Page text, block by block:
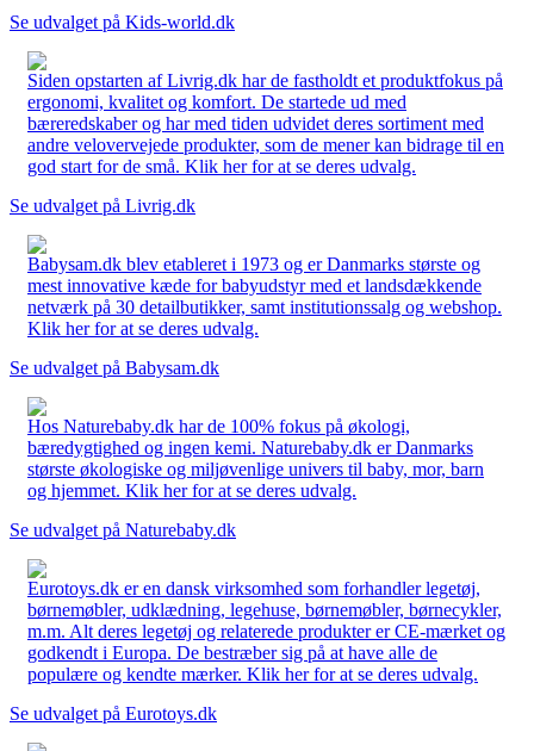
Se udvalget på Kids-world.dk
Siden opstarten af Livrig.dk har de fastholdt et produktfokus på
ergonomi, kvalitet og komfort. De startede ud med
bæreredskaber og har med tiden udvidet deres sortiment med
andre velovervejede produkter, som de mener kan bidrage til en
god start for de små. Klik her for at se deres udvalg.
Se udvalget på Livrig.dk
Babysam.dk blev etableret i 1973 og er Danmarks største og
mest innovative kæde for babyudstyr med et landsdækkende
netværk på 30 detailbutikker, samt institutionssalg og webshop.
Klik her for at se deres udvalg.
Se udvalget på Babysam.dk
Hos Naturebaby.dk har de 100% fokus på økologi,
bæredygtighed og ingen kemi. Naturebaby.dk er Danmarks
største økologiske og miljøvenlige univers til baby, mor, barn
og hjemmet. Klik her for at se deres udvalg.
Se udvalget på Naturebaby.dk
Eurotoys.dk er en dansk virksomhed som forhandler legetøj,
børnemøbler, udklædning, legehuse, børnemøbler, børnecykler,
m.m. Alt deres legetøj og relaterede produkter er CE-mærket og
godkendt i Europa. De bestræber sig på at have alle de
populære og kendte mærker. Klik her for at se deres udvalg.
Se udvalget på Eurotoys.dk